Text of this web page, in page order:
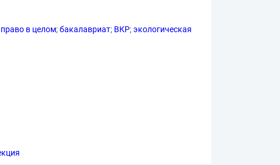
в целом;бакалавриат; ВКР;экологическая